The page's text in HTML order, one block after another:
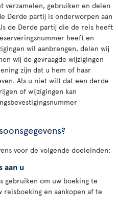
verzamelen, gebruiken en delen
Derde partij is onderworpen aan
de Derde partij die de reis heeft
heeft en
wil aanbrengen, delen wij
wij de gevraagde wijzigingen
zijn dat u hem of haar
Als u niet wilt dat een derde
of wijzigingen kan
voor de volgende doeleinden:
aan u
gebruiken om uw boeking te
en aankopen af te